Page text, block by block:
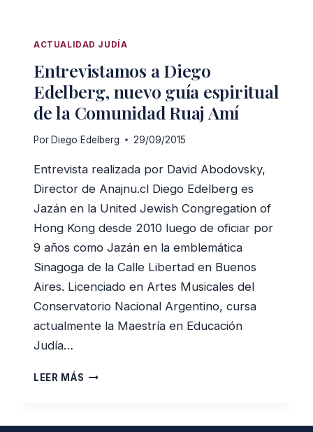
ACTUALIDAD JUDÍA
Entrevistamos a Diego
Edelberg, nuevo guía espiritual
de la Comunidad Ruaj Amí
Por Diego Edelberg 29/09/2015
Entrevista realizada por David Abodovsky,
Director de Anajnu.cl Diego Edelberg es
Jazán en la United Jewish Congregation of
Hong Kong desde 2010 luego de oficiar por
9 años como Jazán en la emblemática
Sinagoga de la Calle Libertad en Buenos
Aires. Licenciado en Artes Musicales del
Conservatorio Nacional Argentino, cursa
actualmente la Maestría en Educación
Judía…
LEER MÁS ENTREVISTAMOS